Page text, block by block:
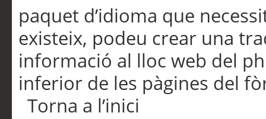
paquet d’idioma que
existeix, podeu crear una
informació al lloc web del
inferior de les pàgines del
Torna a l’inici